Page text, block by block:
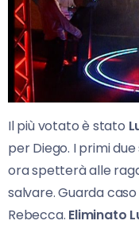
Il più votato è stato
per Diego. I primi
ora spetterà alle
salvare. Guarda
Rebecca. Eliminato